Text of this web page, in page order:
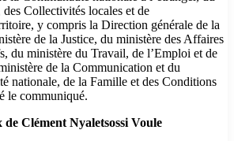
Collectivités locales et de
y compris la Direction générale de la
de la Justice, du ministère des Affaires
du ministère du Travail, de l’Emploi et de
de la Communication et du
nationale, de la Famille et des Conditions
le communiqué.
de Clément Nyaletsossi Voule